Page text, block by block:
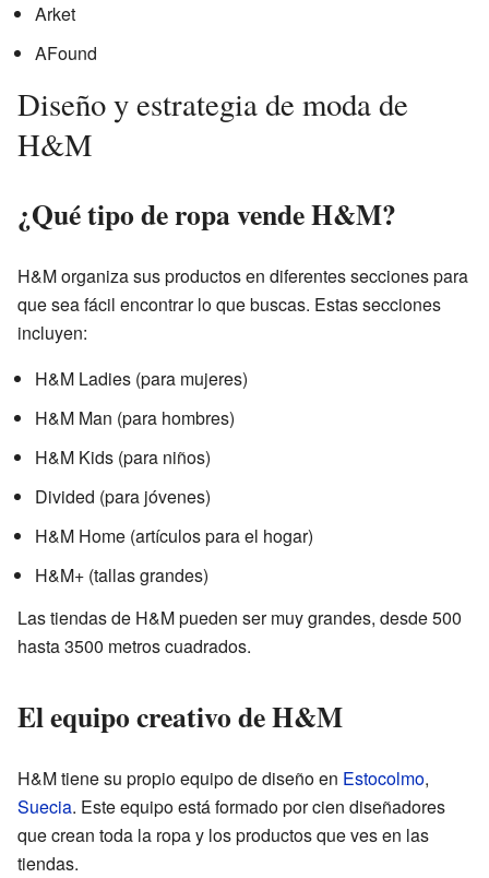
Arket
AFound
Diseño y estrategia de moda de
H&M
¿Qué tipo de ropa vende H&M?
H&M organiza sus productos en diferentes secciones para
que sea fácil encontrar lo que buscas. Estas secciones
incluyen:
H&M Ladies (para mujeres)
H&M Man (para hombres)
H&M Kids (para niños)
Divided (para jóvenes)
H&M Home (artículos para el hogar)
H&M+ (tallas grandes)
Las tiendas de H&M pueden ser muy grandes, desde 500
hasta 3500 metros cuadrados.
El equipo creativo de H&M
H&M tiene su propio equipo de diseño en Estocolmo,
Suecia. Este equipo está formado por cien diseñadores
que crean toda la ropa y los productos que ves en las
tiendas.